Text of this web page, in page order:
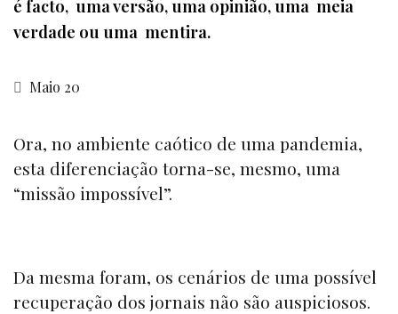
é facto, uma versão, uma opinião, uma meia
verdade ou uma mentira.
Maio 20
Ora, no ambiente caótico de uma pandemia,
esta diferenciação torna-se, mesmo, uma
“missão impossível”.
Da mesma foram, os cenários de uma possível
recuperação dos jornais não são auspiciosos.